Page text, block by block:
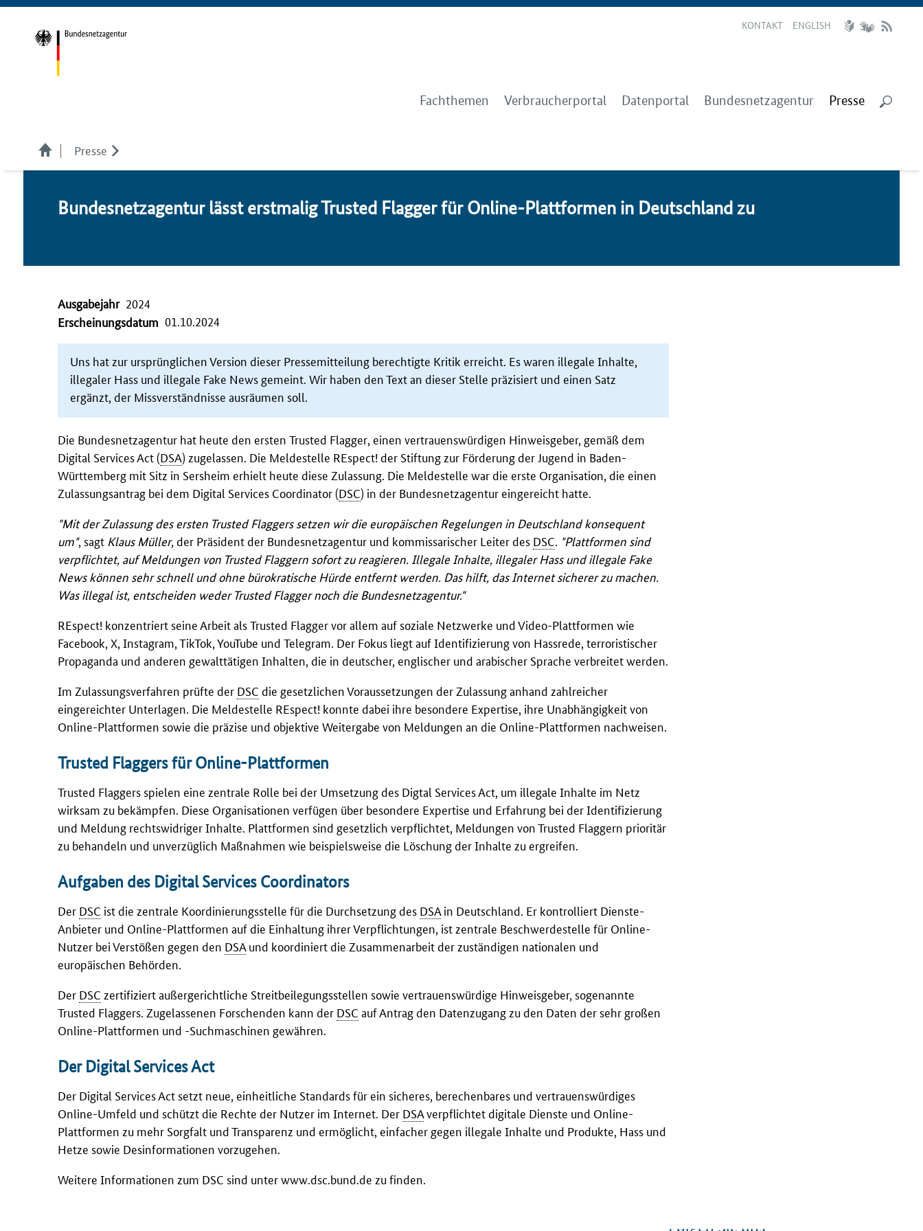
KONTAKT ENGLISH
Fachthemen Verbraucherportal Datenportal Bundesnetzagentur Presse
Presse
Bundesnetzagentur lässt erst­ma­lig Trus­ted Flag­ger für On­line-Platt­for­men in Deutsch­land zu
Ausgabejahr 2024
Erscheinungsdatum 01.10.2024
Uns hat zur ursprünglichen Version dieser Pressemitteilung berechtigte Kritik erreicht. Es waren illegale Inhalte,
illegaler Hass und illegale Fake News gemeint. Wir haben den Text an dieser Stelle präzisiert und einen Satz
ergänzt, der Missverständnisse ausräumen soll.
Die Bundesnetzagentur hat heute den ersten Trusted Flagger, einen vertrauenswürdigen Hinweisgeber, gemäß dem
Digital Services Act(DSA) zugelassen. Die Meldestelle REspect! der Stiftung zur Förderung der Jugend in Baden-
Württemberg mit Sitz in Sersheim erhielt heute diese Zulassung. Die Meldestelle war die erste Organisation, die einen
Zulassungsantrag bei dem Digital Services Coordinator(DSC) in der Bundesnetzagentur eingereicht hatte.
"Mit der Zulassung des ersten Trusted Flaggers setzen wir die europäischen Regelungen in Deutschland konsequent
um", sagt Klaus Müller, der Präsident der Bundesnetzagentur und kommissarischer Leiter des DSC. "Plattformen sind
verpflichtet, auf Meldungen von Trusted Flaggern sofort zu reagieren. Illegale Inhalte, illegaler Hass und illegale Fake
News können sehr schnell und ohne bürokratische Hürde entfernt werden. Das hilft, das Internet sicherer zu machen.
Was illegal ist, entscheiden weder Trusted Flagger noch die Bundesnetzagentur."
REspect! konzentriert seine Arbeit alsTrusted Flaggervor allem auf soziale Netzwerke und Video-Plattformen wie
Facebook, X, Instagram, TikTok, YouTube und Telegram. Der Fokus liegt auf Identifizierung von Hassrede, terroristischer
Propaganda und anderen gewalttätigen Inhalten, die in deutscher, englischer und arabischer Sprache verbreitet werden.
Im Zulassungsverfahren prüfte der DSC die gesetzlichen Voraussetzungen der Zulassung anhand zahlreicher
eingereichter Unterlagen. Die Meldestelle REspect! konnte dabei ihre besondere Expertise, ihre Unabhängigkeit von
Online-Plattformen sowie die präzise und objektive Weitergabe von Meldungen an die Online-Plattformen nachweisen.
Trusted Flaggers für Online-Plattformen
Trusted Flaggers spielen eine zentrale Rolle bei der Umsetzung des Digtal Services Act, um illegale Inhalte im Netz
wirksam zu bekämpfen. Diese Organisationen verfügen über besondere Expertise und Erfahrung bei der Identifizierung
und Meldung rechtswidriger Inhalte. Plattformen sind gesetzlich verpflichtet, Meldungen von Trusted Flaggern prioritär
zu behandeln und unverzüglich Maßnahmen wie beispielsweise die Löschung der Inhalte zu ergreifen.
Aufgaben des Digital Services Coordinators
Der DSC ist die zentrale Koordinierungsstelle für die Durchsetzung des DSAin Deutschland. Er kontrolliert Dienste-
Anbieter und Online-Plattformen auf die Einhaltung ihrer Verpflichtungen, ist zentrale Beschwerdestelle für Online-
Nutzer bei Verstößen gegen den DSAund koordiniert die Zusammenarbeit der zuständigen nationalen und
europäischen Behörden.
Der DSC zertifiziert außergerichtliche Streitbeilegungsstellen sowie vertrauenswürdige Hinweisgeber, sogenannte
Trusted Flaggers. Zugelassenen Forschenden kann der DSC auf Antrag den Datenzugang zu den Daten der sehr großen
Online-Plattformen und -Suchmaschinen gewähren.
Der Digital Services Act
Der Digital Services Act setzt neue, einheitliche Standards für ein sicheres, berechenbares und vertrauenswürdiges
Online-Umfeld und schützt die Rechte der Nutzer im Internet. Der DSAverpflichtet digitale Dienste und Online-
Plattformen zu mehr Sorgfalt und Transparenz und ermöglicht, einfacher gegen illegale Inhalte und Produkte, Hass und
Hetze sowie Desinformationen vorzugehen.
Weitere Informationen zum DSC sind unter www.dsc.bund.de zu finden.
Folgen Sie uns